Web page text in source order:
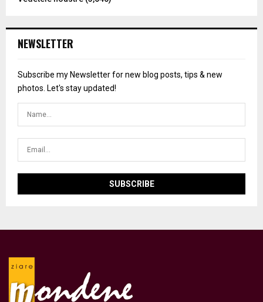
NEWSLETTER
Subscribe my Newsletter for new blog posts, tips & new
photos. Let's stay updated!